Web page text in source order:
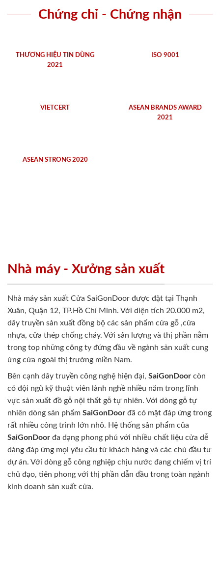
Chứng chỉ - Chứng nhận
THƯƠNG HIỆU TIN DÙNG
2021
ISO 9001
VIETCERT
ASEAN BRANDS AWARD
2021
ASEAN STRONG 2020
Nhà máy - Xưởng sản xuất
Nhà máy sản xuất Cửa SaiGonDoor được đặt tại Thạnh
Xuân, Quận 12, TP.Hồ Chí Minh. Với diện tích 20.000 m2,
dây truyền sản xuất đồng bộ các sản phẩm cửa gỗ ,cửa
nhựa, cửa thép chống cháy. Với sản lượng và thị phần nằm
trong top những công ty đứng đầu về ngành sản xuất cung
ứng cửa ngoài thị trường miền Nam.
Bên cạnh dây truyền công nghệ hiện đại, SaiGonDoor còn
có đội ngũ kỹ thuật viên lành nghề nhiều năm trong lĩnh
vực sản xuất đồ gỗ nội thất gỗ tự nhiên. Với dòng gỗ tự
nhiên dòng sản phẩm SaiGonDoor đã có mặt đáp ứng trong
rất nhiều công trình lớn nhỏ. Hệ thống sản phẩm của
SaiGonDoor đa dạng phong phú với nhiều chất liệu cửa dễ
dàng đáp ứng mọi yêu cầu từ khách hàng và các chủ đầu tư
dự án. Với dòng gỗ công nghiệp chịu nước đang chiếm vị trí
chủ đạo, tiên phong với thị phần dẫn đầu trong toàn ngành
kinh doanh sản xuất cửa.